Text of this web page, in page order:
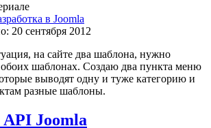
в Joomla
20 сентября 2012
на сайте два шаблона, нужно
шаблонах. Создаю два пункта меню
выводят одну и туже категорию и
разные шаблоны.
API Joomla